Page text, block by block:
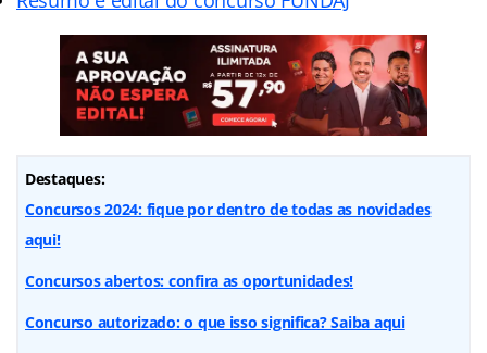
Destaques:
Concursos 2024: fique por dentro de todas as novidades
aqui!
Concursos abertos: confira as oportunidades!
Concurso autorizado: o que isso significa? Saiba aqui